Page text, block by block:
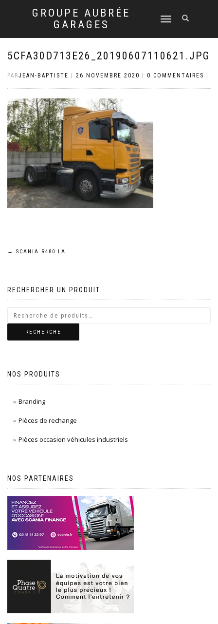
GROUPE AUBRÉE
GARAGES
DÉPLIER
NAVIGATION
5CFA30D713E26_20190607110621.JPG
PARJEAN-BAPTISTE 26 NOVEMBRE 2020 0 COMMENTAIRES
Navigation
l’article
← SCANIA R480 LA
RECHERCHER UN PRODUIT
RECHERCHE
NOS PRODUITS
Branding
Pièces de rechange
Pièces occasion véhicules industriels
NOS PARTENAIRES